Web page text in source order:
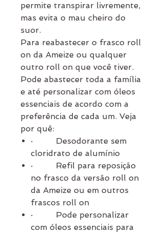
permite transpirar livremente,
mas evita o mau cheiro do
suor.
Para reabastecer o frasco roll
on da Ameize ou qualquer
outro roll on que você tiver.
Pode abastecer toda a família
e até personalizar com óleos
essenciais de acordo com a
preferência de cada um. Veja
por quê:
· Desodorante sem
cloridrato de alumínio
· Refil para reposição
no frasco da versão roll on
da Ameize ou em outros
frascos roll on
· Pode personalizar
com óleos essenciais para